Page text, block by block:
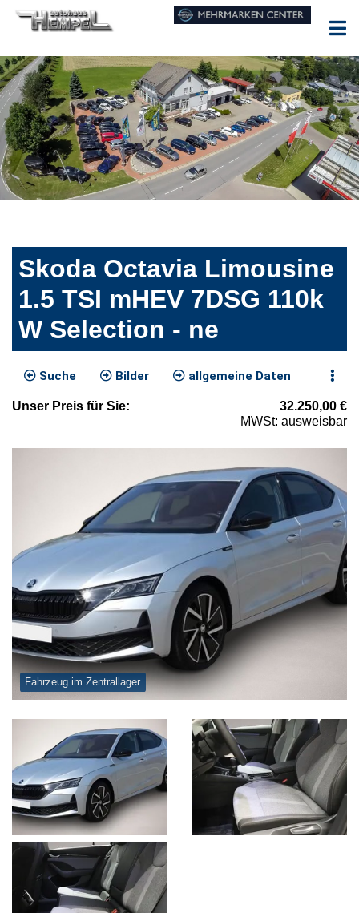
Skoda Octavia Limousine
1.5 TSI mHEV 7DSG 110k
W Selection - ne
Suche Bilder allgemeine Daten
Unser Preis für Sie: 32.250,00 €
MWSt: ausweisbar
Fahrzeug im Zentrallager